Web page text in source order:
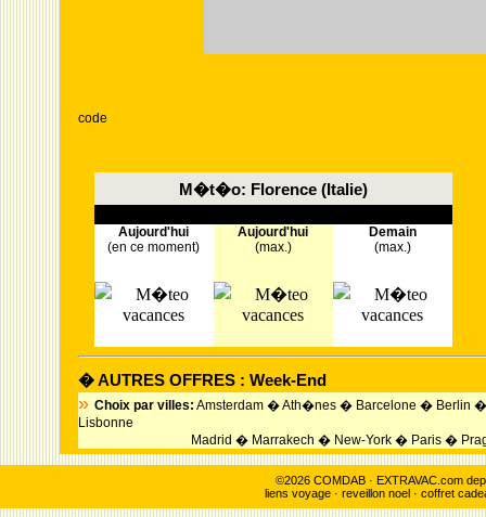
code
M�t�o: Florence (Italie)
Aujourd'hui
(en ce moment)
Aujourd'hui
(max.)
Demain
(max.)
� AUTRES OFFRES : Week-End
» Choix par villes: Amsterdam�Ath�nes� Barcelone � Berlin
Lisbonne
Madrid � Marrakech � New-York� Paris�
©2026 COMDAB · EXTRAVAC.com
liens voyage· reveillon noel· coffret